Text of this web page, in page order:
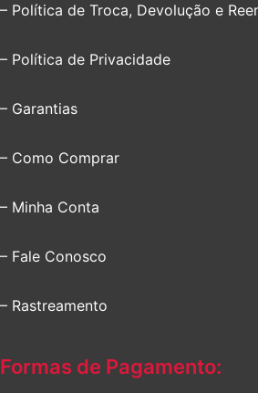
– Política de Troca, Devolução e
– Política de Privacidade
– Garantias
– Como Comprar
– Minha Conta
– Fale Conosco
– Rastreamento
Formas de Pagamento: